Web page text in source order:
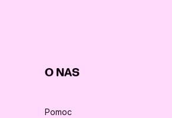
O NAS
Pomoc